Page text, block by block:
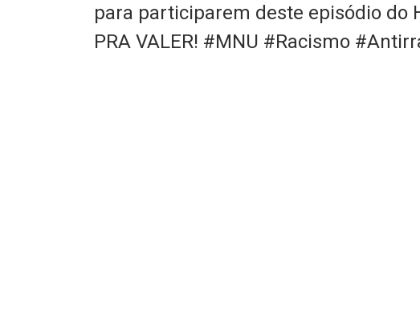
para participarem deste episódio do
PRA VALER! #MNU #Racismo